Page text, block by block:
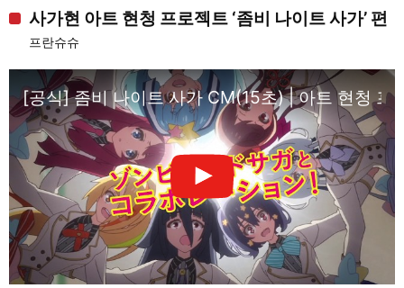
사가현 아트 현청 프로젝트 ‘좀비 나이트 사가’ 편
프란슈슈
[공식] 좀비 나이트 사가 CM(15초) | 아트 현청 프